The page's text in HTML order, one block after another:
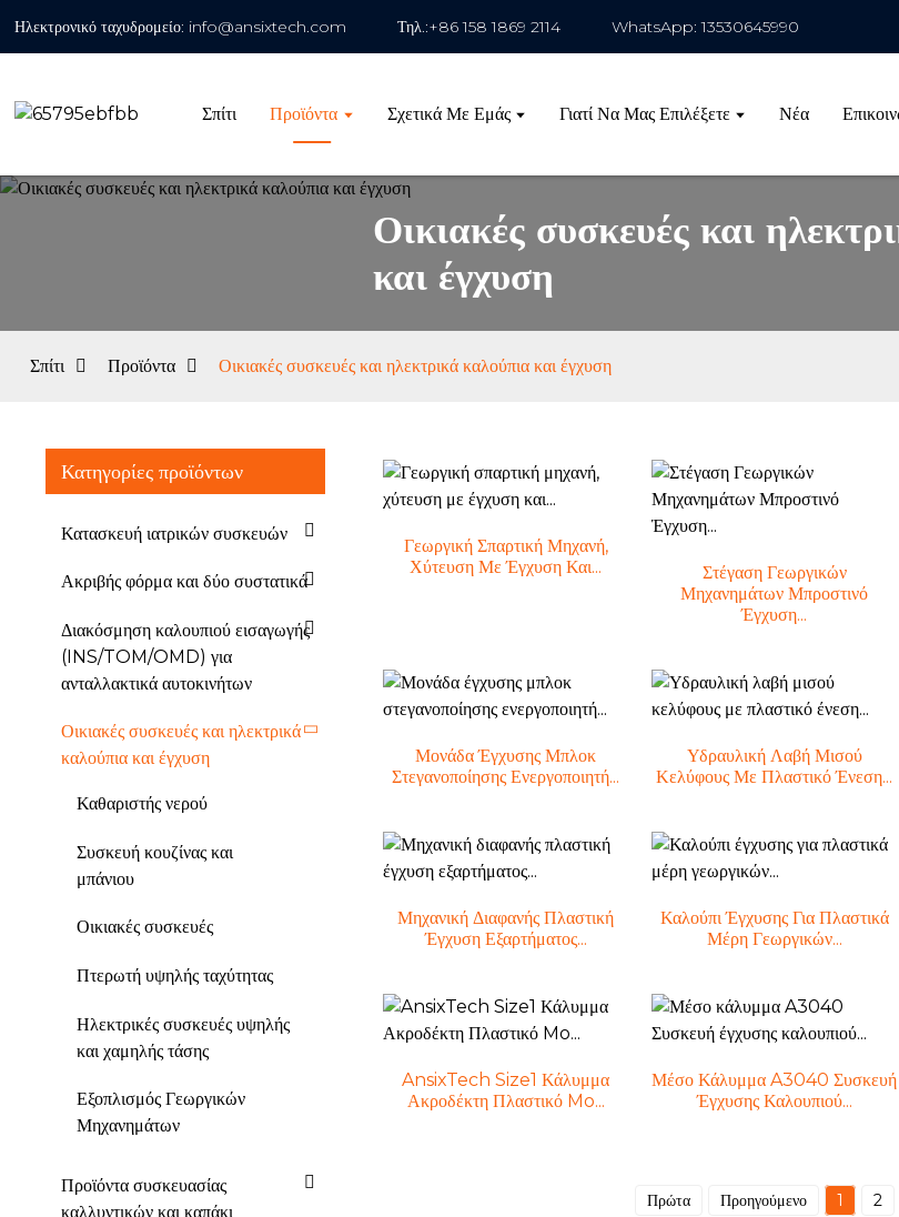
Ηλεκτρονικό ταχυδρομείο: info@ansixtech.com Τηλ.:+86 158 1869 2114 WhatsApp: 13530645990
Σπίτι Προϊόντα Σχετικά Με Εμάς Γιατί Να Μας Επιλέξετε Νέα
Οικιακές συσκευές και
και έγχυση
Σπίτι Προϊόντα Οικιακές συσκευές και ηλεκτρικά καλούπια και έγχυση
Κατηγορίες προϊόντων
Κατασκευή ιατρικών συσκευών
Ακριβής φόρμα και δύο συστατικά
Διακόσμηση καλουπιού εισαγωγής
(INS/TOM/OMD) για
ανταλλακτικά αυτοκινήτων
Οικιακές συσκευές και ηλεκτρικά
καλούπια και έγχυση
Καθαριστής νερού
Συσκευή κουζίνας και
μπάνιου
Οικιακές συσκευές
Πτερωτή υψηλής ταχύτητας
Ηλεκτρικές συσκευές υψηλής
και χαμηλής τάσης
Εξοπλισμός Γεωργικών
Μηχανημάτων
Προϊόντα συσκευασίας
καλλυντικών και καπάκι
Γεωργική Σπαρτική Μηχανή,
Χύτευση Με Έγχυση Και...
Στέγαση Γεωργικών
Μηχανημάτων Μπροστινό
Έγχυση...
Μονάδα Έγχυσης Μπλοκ
Στεγανοποίησης Ενεργοποιητή...
Υδραυλική Λαβή Μισού
Κελύφους Με Πλαστικό Ένεση...
Μηχανική Διαφανής Πλαστική
Έγχυση Εξαρτήματος...
Καλούπι Έγχυσης Για Πλαστικά
Μέρη Γεωργικών...
AnsixTech Size1 Κάλυμμα
Ακροδέκτη Πλαστικό Mo...
Μέσο Κάλυμμα A3040 Συσκευή
Έγχυσης Καλουπιού...
Πρώτα Προηγούμενο 1 2